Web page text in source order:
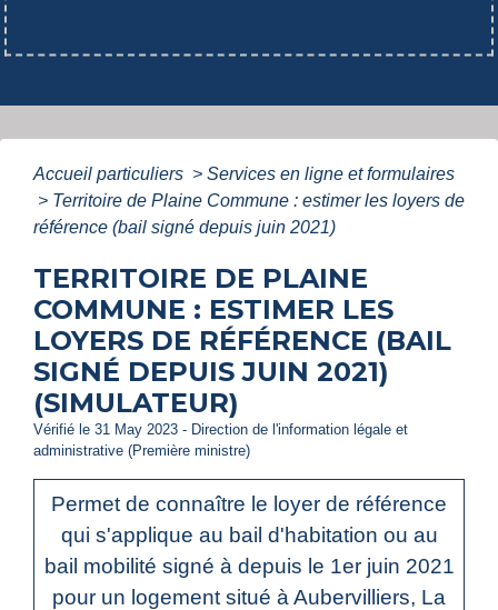
Accueil particuliers > Services en ligne et formulaires
> Territoire de Plaine Commune : estimer les loyers de
référence (bail signé depuis juin 2021)
TERRITOIRE DE PLAINE
COMMUNE : ESTIMER LES
LOYERS DE RÉFÉRENCE (BAIL
SIGNÉ DEPUIS JUIN 2021)
(SIMULATEUR)
Vérifié le 31 May 2023 - Direction de l'information légale et
administrative (Première ministre)
Permet de connaître le loyer de référence
qui s'applique au bail d'habitation ou au
bail mobilité signé à depuis le 1erjuin 2021
pour un logement situé à Aubervilliers, La